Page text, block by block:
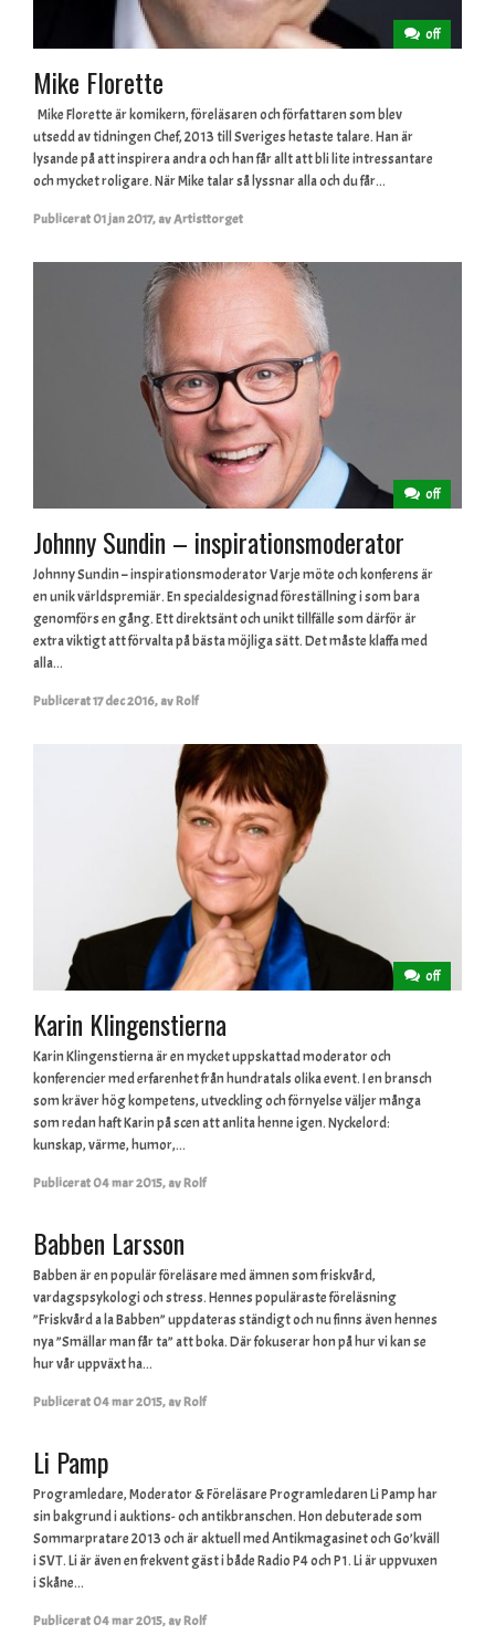
off
Mike Florette
Mike Florette är komikern, föreläsaren och författaren som blev
utsedd av tidningen Chef, 2013 till Sveriges hetaste talare. Han är
lysande på att inspirera andra och han får allt att bli lite intressantare
och mycket roligare. När Mike talar så lyssnar alla och du får...
Publicerat01 jan 2017,avArtisttorget
off
Johnny Sundin – inspirationsmoderator
Johnny Sundin – inspirationsmoderator Varje möte och konferens är
en unik världspremiär. En specialdesignad föreställning i som bara
genomförs en gång. Ett direktsänt och unikt tillfälle som därför är
extra viktigt att förvalta på bästa möjliga sätt. Det måste klaffa med
alla...
Publicerat17 dec 2016,avRolf
off
Karin Klingenstierna
Karin Klingenstierna är en mycket uppskattad moderator och
konferencier med erfarenhet från hundratals olika event. I en bransch
som kräver hög kompetens, utveckling och förnyelse väljer många
som redan haft Karin på scen att anlita henne igen. Nyckelord:
kunskap, värme, humor,...
Publicerat04 mar 2015,avRolf
Babben Larsson
Babben är en populär föreläsare med ämnen som friskvård,
vardagspsykologi och stress. Hennes populäraste föreläsning
”Friskvård a la Babben” uppdateras ständigt och nu finns även hennes
nya ”Smällar man får ta” att boka. Där fokuserar hon på hur vi kan se
hur vår uppväxt ha...
Publicerat04 mar 2015,avRolf
Li Pamp
Programledare, Moderator & Föreläsare Programledaren Li Pamp har
sin bakgrund i auktions- och antikbranschen. Hon debuterade som
Sommarpratare 2013 och är aktuell med Antikmagasinet och Go’kväll
i SVT. Li är även en frekvent gäst i både Radio P4 och P1. Li är uppvuxen
i Skåne...
Publicerat04 mar 2015,avRolf